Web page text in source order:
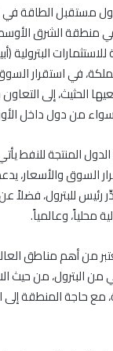
مستقبل الطاقة في
منطقة الشرق
البترولية
في استقرار السوق
الحثيث، إلى
سواء من دول داخل
الدول المنتجة
السوق والأسعار،
رئيس للبترول، فضلاً
محلياً، وعالمياً.
من أهم مناطق
من البترول، من حيث
حاجة المنطقة إلى